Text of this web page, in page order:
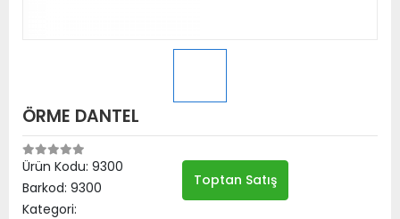
ÖRME DANTEL
Ürün Kodu: 9300
Barkod: 9300
Kategori:
Toptan Satış